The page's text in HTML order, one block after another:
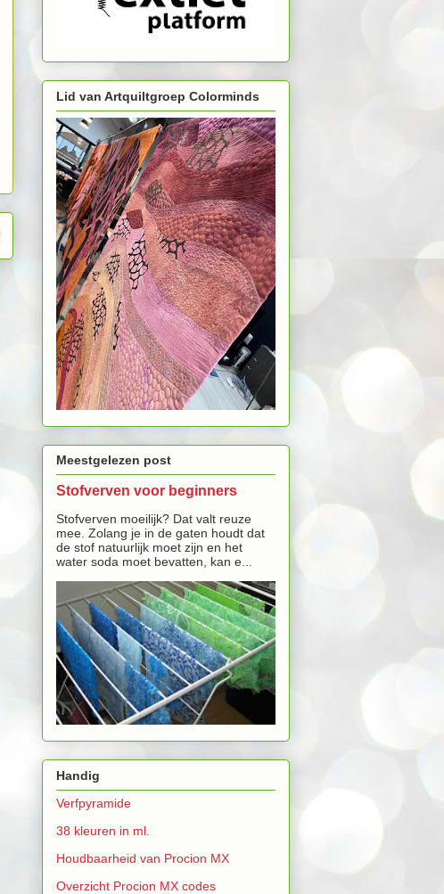
Lid van Artquiltgroep Colorminds
Meestgelezen post
Stofverven voor beginners
Stofverven moeilijk? Dat valt reuze
mee. Zolang je in de gaten houdt dat
de stof natuurlijk moet zijn en het
water soda moet bevatten, kan e...
Handig
Verfpyramide
38 kleuren in ml.
Houdbaarheid van Procion MX
Overzicht Procion MX codes